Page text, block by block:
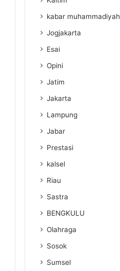
kabar muhammadiyah
Jogjakarta
Esai
Opini
Jatim
Jakarta
Lampung
Jabar
Prestasi
kalsel
Riau
Sastra
BENGKULU
Olahraga
Sosok
Sumsel